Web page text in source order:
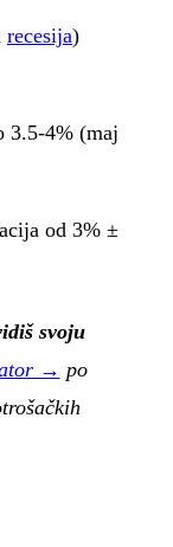
recesija)
3.5-4% (maj
od 3% ±
svoju
→ po